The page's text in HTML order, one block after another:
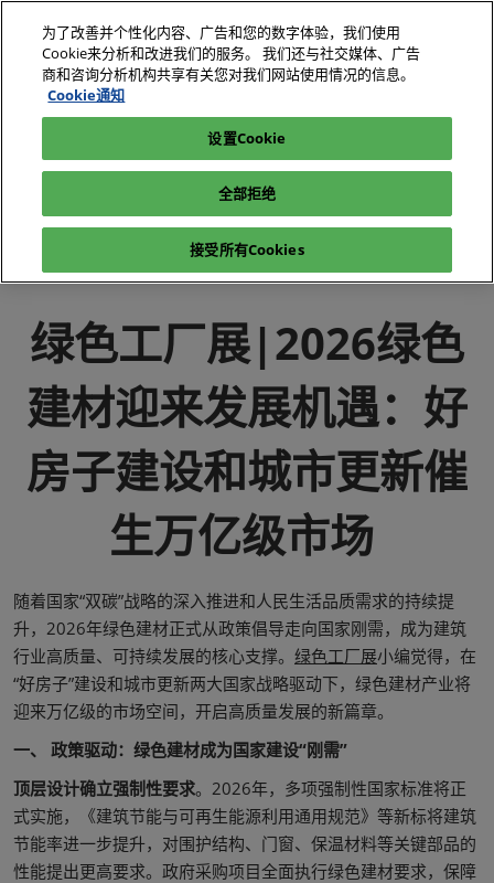
2026年10月27-29日
深圳国际会展中心（宝安）
电子展|绿色工厂展|电子工厂设施展
电子展|绿色工厂展-行业新闻-电子工厂设施展
绿色工厂展|2026绿色建材迎来发展机遇：好房子建设和城市更
新催生万亿级市场
绿色工厂展|2026绿色
建材迎来发展机遇：好
房子建设和城市更新催
生万亿级市场
随着国家“双碳”战略的深入推进和人民生活品质需求的持续提
升，2026年绿色建材正式从政策倡导走向国家刚需，成为建筑
行业高质量、可持续发展的核心支撑。 绿色工厂展小编觉得，在
“好房子”建设和城市更新两大国家战略驱动下，绿色建材产业将
迎来万亿级的市场空间，开启高质量发展的新篇章。
一、 政策驱动：绿色建材成为国家建设“刚需”
顶层设计确立强制性要求。2026年，多项强制性国家标准将正
式实施，《建筑节能与可再生能源利用通用规范》等新标将建筑
节能率进一步提升，对围护结构、门窗、保温材料等关键部品的
性能提出更高要求。政府采购项目全面执行绿色建材要求，保障
为了改善并个性化内容、广告和您的数字体验，我们使用
Cookie来分析和改进我们的服务。 我们还与社交媒体、广告
商和咨询分析机构共享有关您对我们网站使用情况的信息。
Cookie通知
设置Cookie
全部拒绝
接受所有Cookies